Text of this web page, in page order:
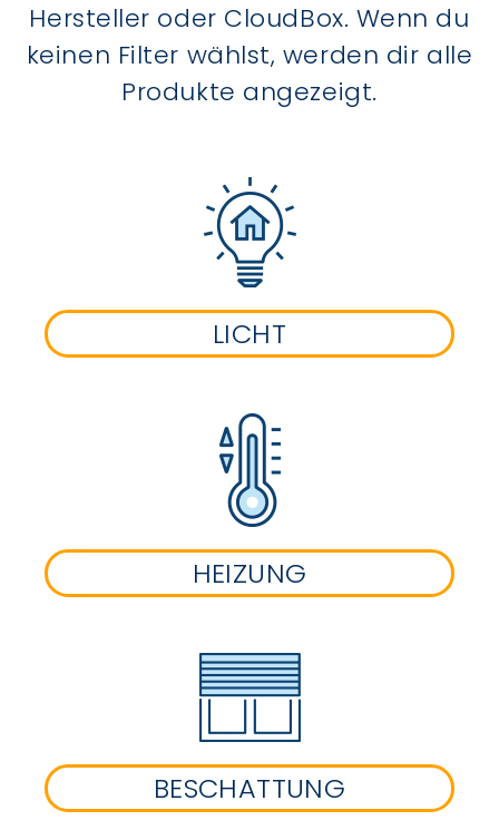
Hersteller oder CloudBox. Wenn du
keinen Filter wählst, werden dir alle
Produkte angezeigt.
LICHT
HEIZUNG
BESCHATTUNG